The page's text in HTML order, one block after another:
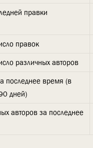
правки
правок
различных авторов
последнее время (в
дней)
авторов за последнее